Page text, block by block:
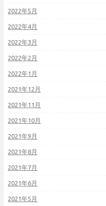
2022年5月
2022年4月
2022年3月
2022年2月
2022年1月
2021年12月
2021年11月
2021年10月
2021年9月
2021年8月
2021年7月
2021年6月
2021年5月